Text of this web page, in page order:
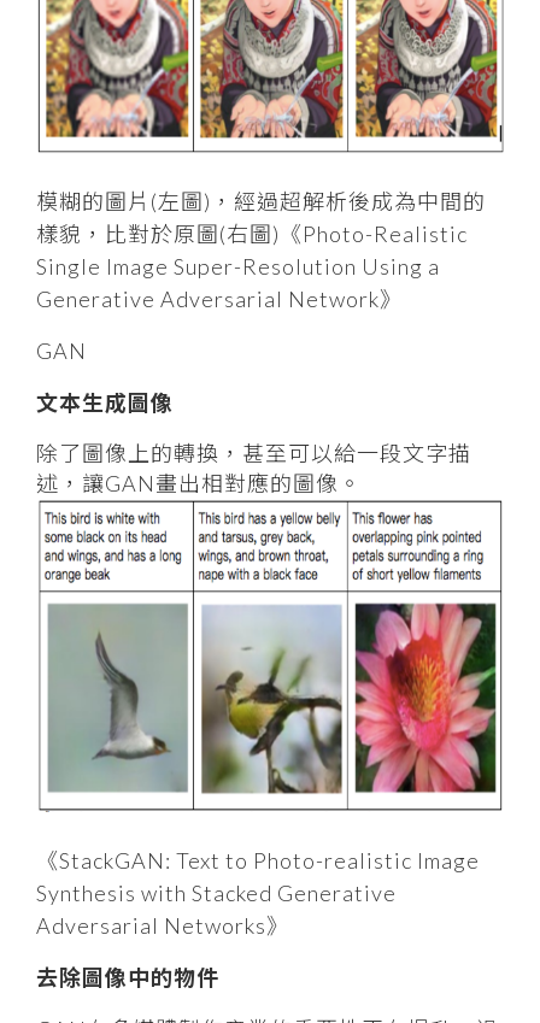
模糊的圖片(左圖)，經過超解析後成為中間的
樣貌，比對於原圖(右圖)《Photo-Realistic
Single Image Super-Resolution Using a
Generative Adversarial Network》
GAN
文本生成圖像
除了圖像上的轉換，甚至可以給一段文字描
述，讓GAN畫出相對應的圖像。
《StackGAN: Text to Photo-realistic Image
Synthesis with Stacked Generative
Adversarial Networks》
去除圖像中的物件